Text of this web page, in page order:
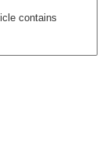
contains